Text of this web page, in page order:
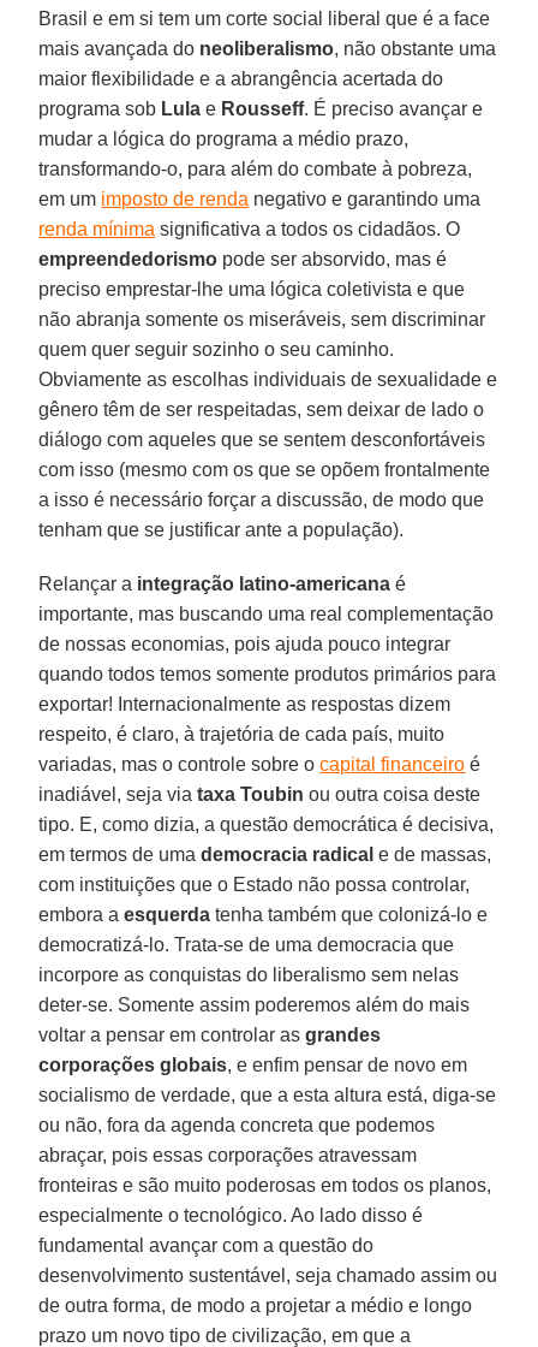
Brasil e em si tem um corte social liberal que é a face
mais avançada do neoliberalismo, não obstante uma
maior flexibilidade e a abrangência acertada do
programa sob Lula e Rousseff. É preciso avançar e
mudar a lógica do programa a médio prazo,
transformando-o, para além do combate à pobreza,
em um imposto de renda negativo e garantindo uma
renda mínima significativa a todos os cidadãos. O
empreendedorismo pode ser absorvido, mas é
preciso emprestar-lhe uma lógica coletivista e que
não abranja somente os miseráveis, sem discriminar
quem quer seguir sozinho o seu caminho.
Obviamente as escolhas individuais de sexualidade e
gênero têm de ser respeitadas, sem deixar de lado o
diálogo com aqueles que se sentem desconfortáveis
com isso (mesmo com os que se opõem frontalmente
a isso é necessário forçar a discussão, de modo que
tenham que se justificar ante a população).
Relançar a integração latino-americana é
importante, mas buscando uma real complementação
de nossas economias, pois ajuda pouco integrar
quando todos temos somente produtos primários para
exportar! Internacionalmente as respostas dizem
respeito, é claro, à trajetória de cada país, muito
variadas, mas o controle sobre ocapital financeiro é
inadiável, seja via taxa Toubin ou outra coisa deste
tipo. E, como dizia, a questão democrática é decisiva,
em termos de uma democracia radical e de massas,
com instituições que o Estado não possa controlar,
embora aesquerda tenha também que colonizá-lo e
democratizá-lo. Trata-se de uma democracia que
incorpore as conquistas do liberalismo sem nelas
deter-se. Somente assim poderemos além do mais
voltar a pensar em controlar asgrandes
corporações globais, e enfim pensar de novo em
socialismo de verdade, que a esta altura está, diga-se
ou não, fora da agenda concreta que podemos
abraçar, pois essas corporações atravessam
fronteiras e são muito poderosas em todos os planos,
especialmente o tecnológico. Ao lado disso é
fundamental avançar com a questão do
desenvolvimento sustentável, seja chamado assim ou
de outra forma, de modo a projetar a médio e longo
prazo um novo tipo de civilização, em que a